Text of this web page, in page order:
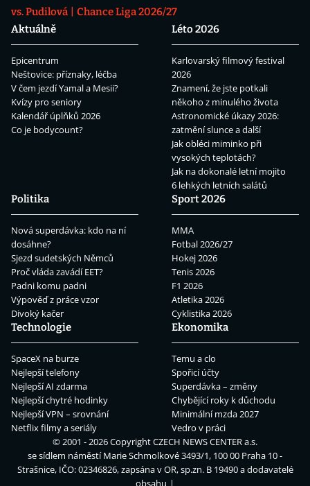
vs. Pudilová
Chance Liga 2026/27
Aktuálně
Epicentrum
Neštovice: příznaky, léčba
V čem jezdí Yamal a Mesii?
Kvízy pro seniory
Kalendář úplňků 2026
Co je bodycount?
Léto 2026
Karlovarský filmový festival
2026
Znamení, že jste potkali
někoho z minulého života
Astronomické úkazy 2026:
zatmění slunce a další
Jak obléci miminko při
vysokých teplotách?
Jak na dokonalé letní mojito
6 lehkých letních salátů
Politika
Nová superdávka: kdo na ní
dosáhne?
Sjezd sudetských Němců
Proč vláda zavádí EET?
Padni komu padni
Výpověď z práce vzor
Divoký kačer
Sport 2026
MMA
Fotbal 2026/27
Hokej 2026
Tenis 2026
F1 2026
Atletika 2026
Cyklistika 2026
Technologie
SpaceX na burze
Nejlepší telefony
Nejlepší AI zdarma
Nejlepší chytré hodinky
Nejlepší VPN – srovnání
Netflix filmy a seriály
Ekonomika
Temu a clo
Spořicí účty
Superdávka – změny
Chybějící roky k důchodu
Minimální mzda 2027
Vedro v práci
© 2001 - 2026 CopyrightCZECH NEWS CENTER a.s.
se sídlem náměstí Marie Schmolkové 3493/1, 100 00 Praha 10 -
Strašnice, IČO: 02346826, zapsána v OR, sp.zn. B 19490 a dodavatelé
obsahu